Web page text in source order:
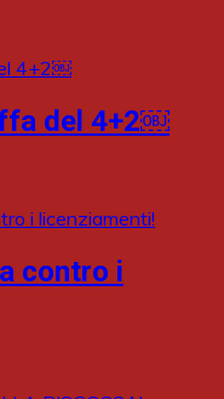
del 4+2￼
contro i